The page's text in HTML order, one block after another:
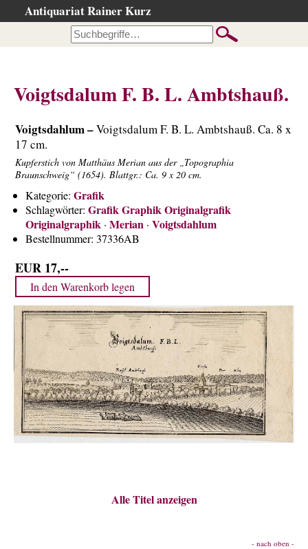
Antiquariat Rainer Kurz
…nach Beschreibung
…nach Schlagwort
…nach Person
…der letzten Wochen
…der letzten Tage
Ankauf
Warenkorb
Über uns
Kontakt
Impressum
Versandkosten
AGB
Widerrufsrecht
Voigtsdalum F. B. L. Ambtshauß.
Voigtsdahlum –Voigtsdalum F. B. L. Ambtshauß. Ca. 8 x
17 cm.
Kupferstich von Matthäus Merian aus der „Topographia
Braunschweig“ (1654). Blattgr.: Ca. 9 x 20 cm.
Kategorie: Grafik
Schlagwörter: Grafik Graphik Originalgrafik
Originalgraphik · Merian · Voigtsdahlum
Bestellnummer: 37336AB
EUR 17,--
Alle Titel anzeigen
- nach oben -